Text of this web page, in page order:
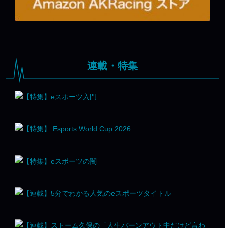
連載・特集